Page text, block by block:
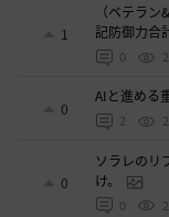
1
（ベテラ
記防御力合
0
0
AIと進める
2
0
ソラレのリ
け。
0